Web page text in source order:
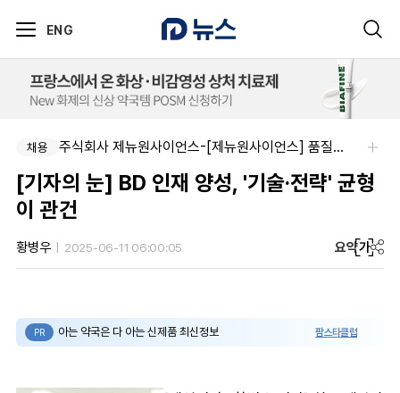
ENG
채용 주식회사 제뉴원사이언스-[제뉴원사이언스] 품질관리약사 모집(경력무관)
[기자의 눈] BD 인재 양성, '기술·전략' 균형
이 관건
황병우 2025-06-11 06:00:05 요약가
PR 아는 약국은 다 아는 신제품 최신정보 팜스타클럽